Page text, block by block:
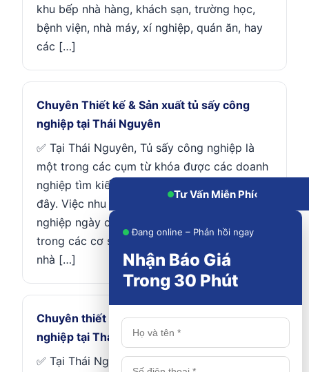
khu bếp nhà hàng, khách sạn, trường học,
bệnh viện, nhà máy, xí nghiệp, quán ăn, hay
các […]
Chuyên Thiết kế & Sản xuất tủ sấy công
nghiệp tại Thái Nguyên
✅ Tại Thái Nguyên, Tủ sấy công nghiệp là
một trong các cụm từ khóa được các doanh
nghiệp tìm kiếm nhiều trong thời gian gần
đây. Việc nhu cầu sử dụng tủ sấy công
nghiệp ngày càng nhiều và tăng cao, nhất là
trong các cơ sở sản xuất thực phẩm sấy, các
nhà […]
Chuyên thiết kế và lắp đặt chậu rửa công
nghiệp tại Thái Nguyên
✅ Tại Thái Nguyên các khu công nghiệp, nhà
Tư Vấn Miễn Phí‹
Đang online – Phản hồi ngay
Nhận Báo Giá
Trong 30 Phút